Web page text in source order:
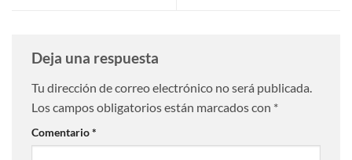
Deja una respuesta
Tu dirección de correo electrónico no será publicada.
Los campos obligatorios están marcados con *
Comentario*